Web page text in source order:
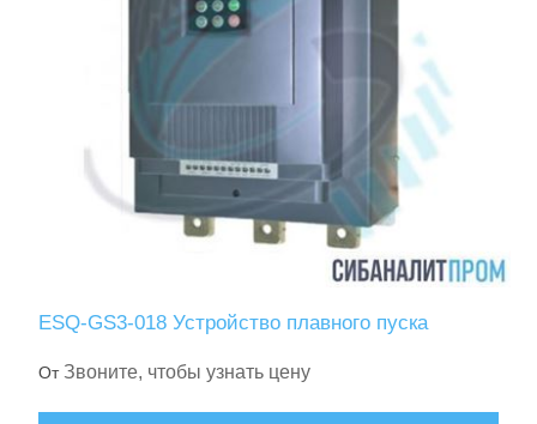
ESQ-GS3-018 Устройство плавного пуска
От Звоните, чтобы узнать цену